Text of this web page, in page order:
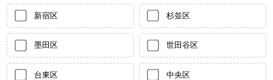
新宿区 杉並区
墨田区 世田谷区
台東区 中央区